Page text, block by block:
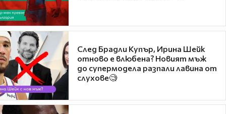
След Брадли Купър, Ирина Шейк
отново е влюбена? Новият мъж
до супермодела разпали лавина от
слухове🧐